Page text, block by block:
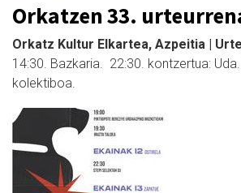
Orkatzen 33.
Orkatz Kultur Elkartea, Azpeitia |
14:30. Bazkaria. 22:30. kontzertua:
kolektiboa.